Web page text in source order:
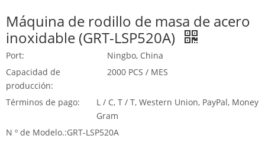
Máquina de rodillo de masa de acero
inoxidable (GRT-LSP520A)
Port:
Ningbo, China
Capacidad de
producción:
2000 PCS / MES
Términos de pago:
L / C, T / T, Western Union, PayPal, Money
Gram
N º de Modelo.:GRT-LSP520A